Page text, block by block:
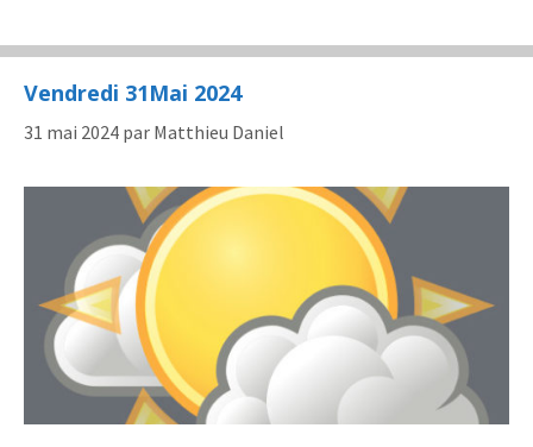
Vendredi 31Mai 2024
31 mai 2024 par Matthieu Daniel